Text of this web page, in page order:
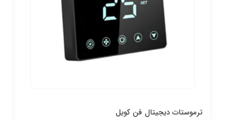
ترموستات دیجیتال فن کویل